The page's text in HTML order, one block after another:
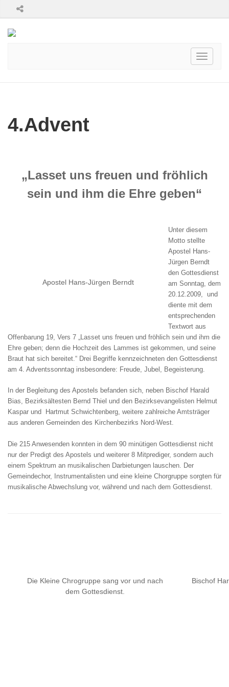
Toggle
4.Advent
„Lasset uns freuen und fröhlich
sein und ihm die Ehre geben“
Apostel Hans-Jürgen Berndt
Unter diesem
Motto stellte
Apostel Hans-
Jürgen Berndt
den Gottesdienst
am Sonntag, dem
20.12.2009, und
diente mit dem
entsprechenden
Textwort aus
Offenbarung 19, Vers 7 „Lasset uns freuen und fröhlich sein und ihm die
Ehre geben; denn die Hochzeit des Lammes ist gekommen, und seine
Braut hat sich bereitet.“ Drei Begriffe kennzeichneten den Gottesdienst
am 4. Adventssonntag insbesondere: Freude, Jubel, Begeisterung.
In der Begleitung des Apostels befanden sich, neben Bischof Harald
Bias, Bezirksältesten Bernd Thiel und den Bezirksevangelisten Helmut
Kaspar und Hartmut Schwichtenberg, weitere zahlreiche Amtsträger
aus anderen Gemeinden des Kirchenbezirks Nord-West.
Die 215 Anwesenden konnten in dem 90 minütigen Gottesdienst nicht
nur der Predigt des Apostels und weiterer 8 Mitprediger, sondern auch
einem Spektrum an musikalischen Darbietungen lauschen. Der
Gemeindechor, Instrumentalisten und eine kleine Chorgruppe sorgten für
musikalische Abwechslung vor, während und nach dem Gottesdienst.
Die Kleine Chrogruppe sang vor und nach
dem Gottesdienst.
Bischof